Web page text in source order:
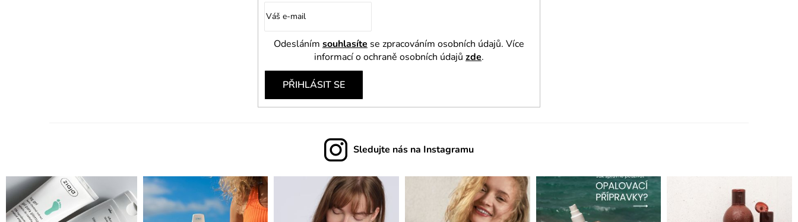
Odesláním souhlasíte se zpracováním osobních údajů. Více
informací o ochraně osobních údajů zde.
PŘIHLÁSIT SE
Sledujte nás na Instagramu